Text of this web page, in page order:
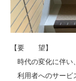
【要 望】
時代の変化に伴い、
利用者へのサービ